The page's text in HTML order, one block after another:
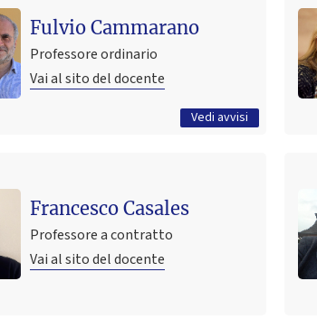
Fulvio Cammarano
Professore ordinario
Vai al sito del docente
Vedi avvisi
esito seconda prova intermedia
Tutti gli avvisi
Francesco Casales
Professore a contratto
Vai al sito del docente